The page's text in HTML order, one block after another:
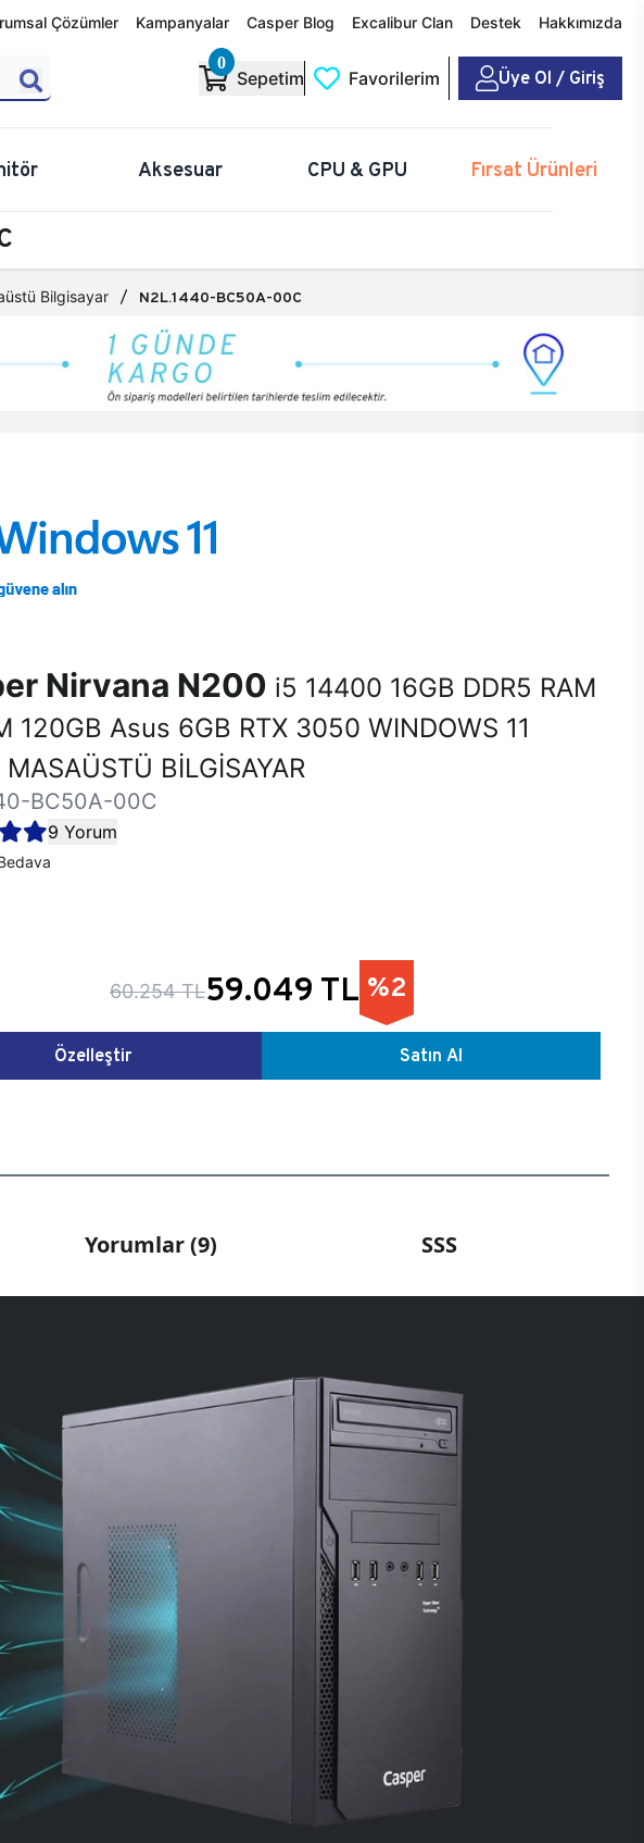
Çözümler Kampanyalar Casper Blog Excalibur Clan Destek Hakkımızda
0
Sepetim Favorilerim Üye Ol / Giriş
Aksesuar CPU & GPU Fırsat Ürünleri
Bilgisayar N2L.1440-BC50A-00C
Nirvana N200 i5 14400 16GB DDR5 RAM
120GB Asus 6GB RTX 3050 WINDOWS 11
MASAÜSTÜ BİLGİSAYAR
BC50A-00C
9 Yorum
60.254 TL59.049 TL %2
Özelleştir Satın Al
Yorumlar (9) SSS